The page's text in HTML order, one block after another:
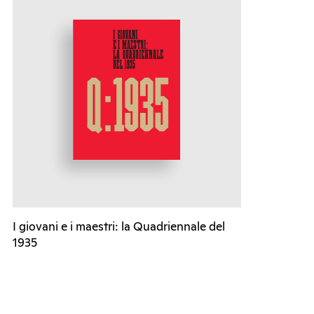
I giovani e i maestri: la Quadriennale del
1935